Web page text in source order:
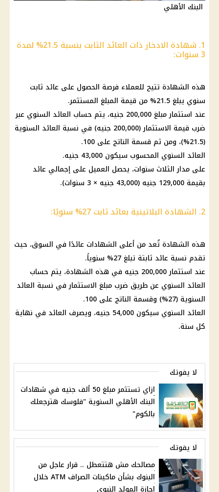
البنك الأهلي
1. شهادة الادخار ذات العائد الثابت بنسبة 21.5% لمدة
3 سنوات:
هذه الشهادة تتيح للعملاء فرصة الحصول على عائد ثابت
سنوي يبلغ 21.5% من قيمة المبلغ المستثمر.
عند استثمارمبلغ 200,000 جنيه، يتم حساب العائد السنوي عبر
ضرب قيمة الاستثمار(200,000 جنيه) في نسبة العائد السنوية
(21.5%)، ومن ثم قسمة الناتج على 100.
العائد السنوي المحسوب سيكون 43,000 جنيه.
على مدار الثلاث سنوات، يحصل العميل على إجمالي عائد
بقيمة 129,000 جنيه (43,000 جنيه × 3 سنوات).
2. الشهادة البلاتينية بعائد ثابت 27% سنويًا:
هذه الشهادة تُعد من أعلى الشهادات عائدًا في السوق، حيث
تقدم نسبة عائد ثابتة تبلغ 27% سنوياً.
عند استثمار200,000 جنيه في هذه الشهادة، يتم حساب
العائد السنوي عن طريق ضرب مبلغ الاستثمارفي نسبة العائد
السنوية (27%) وقسمة الناتج على 100.
العائد السنوي سيكون 54,000 جنيه، ويصرف العائد في نهاية
كل سنة.
لا يفوتك
ازاي تستثمر مبلغ 50 ألف جنيه في شهادات
البنك الأهلي السنوية "فلوسك هترجعلك
بالكوم"
لا يفوتك
مصالحك مش هتتعطل .. قرار عاجل من
البنوك بشأن ماكينات الصراف ATM خلال
إجازة المولد النبوي